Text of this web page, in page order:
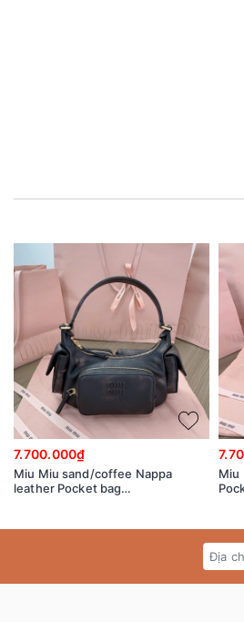
7.700.000₫
Miu Miu sand/coffee Nappa
leather Pocket bag
Miu